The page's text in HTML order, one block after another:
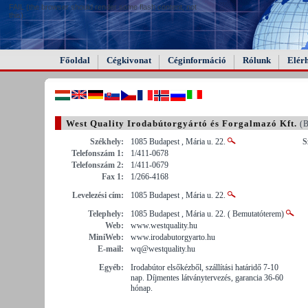
FAIL (the browser should render some flash content, not
this).
Főoldal Cégkivonat Céginformáció Rólunk
West Quality Irodabútorgyártó és Forgalmazó Kft.
Székhely:
1085 Budapest , Mária u. 22.
Telefonszám 1:
1/411-0678
Telefonszám 2:
1/411-0679
Fax 1:
1/266-4168
Levelezési cím:
1085 Budapest , Mária u. 22.
Telephely:
1085 Budapest , Mária u. 22. ( Bemutatóterem)
Web:
www.westquality.hu
MiniWeb:
www.irodabutorgyarto.hu
E-mail:
wq@westquality.hu
Egyéb:
Irodabútor elsőkézből, szállítási határidő 7-10
nap. Díjmentes látványtervezés, garancia 36-60
hónap.